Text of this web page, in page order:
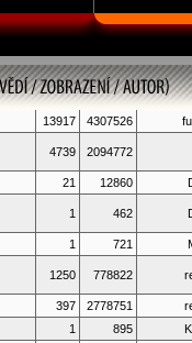
13917 4307526
4739 2094772
21 12860
1 462
1 721
1250 778822
397 2778751
1 895